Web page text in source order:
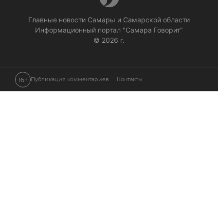
Главные новости Самары и Самарской области
Информационный портал "Самара Говорит"
© 2026 г.
16+ Публикация комментариев Контакты